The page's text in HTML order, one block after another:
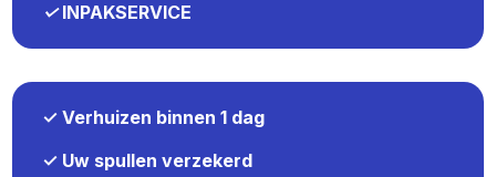
✓INPAKSERVICE
✓ Verhuizen binnen 1 dag
✓ Uw spullen verzekerd